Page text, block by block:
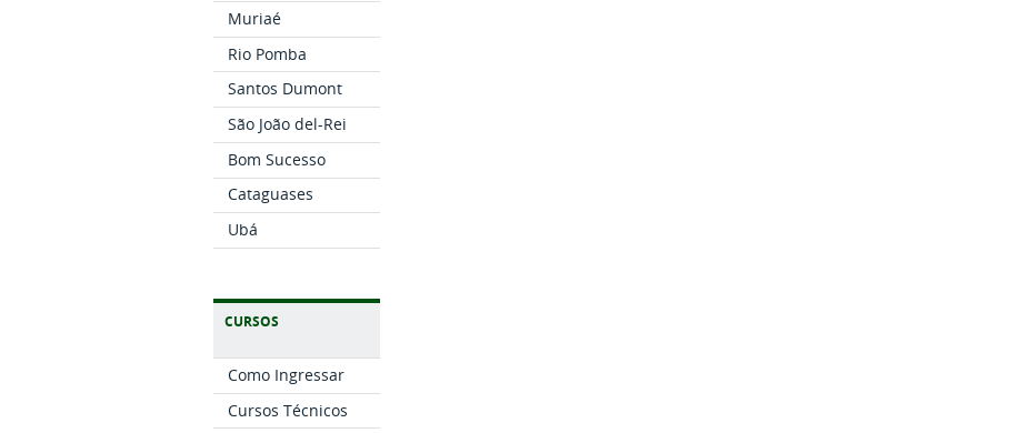
Muriaé
Rio Pomba
Santos Dumont
São João del-Rei
Bom Sucesso
Cataguases
Ubá
CURSOS
Como Ingressar
Cursos Técnicos